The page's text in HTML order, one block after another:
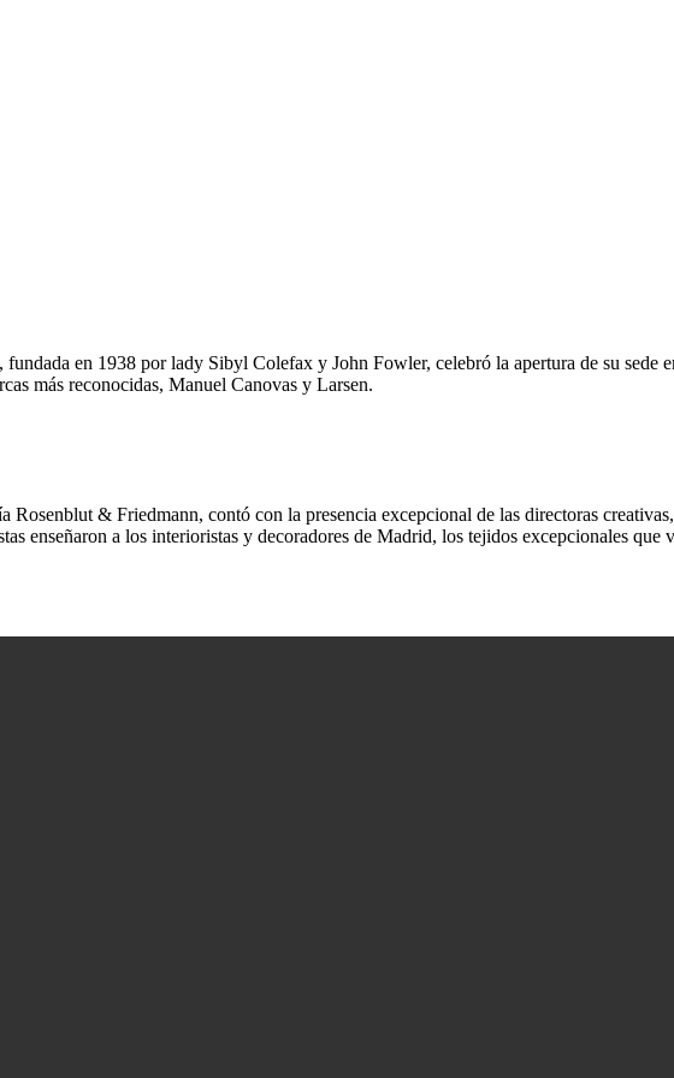
en 1938 por lady Sibyl Colefax y John Fowler, celebró la apertura de su sede
más reconocidas, Manuel Canovas y Larsen.
Rosenblut & Friedmann, contó con la presencia excepcional de las directoras
enseñaron a los interioristas y decoradores de Madrid, los tejidos excepcionales que